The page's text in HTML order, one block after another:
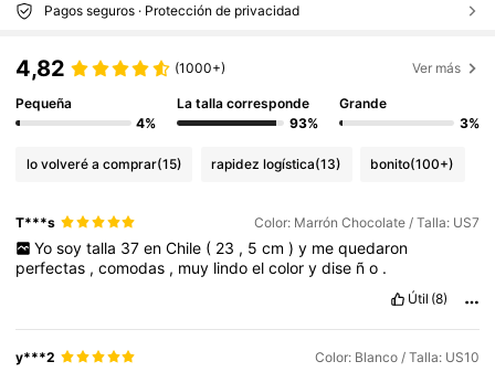
Pagos seguros · Protección de privacidad
4,82 (1000+) Ver más
Pequeña
4%
La talla corresponde
93%
Grande
3%
lo volveré a comprar(15) rapidez logística(13) bonito(100+)
T***s Color: Marrón Chocolate / Talla: US7
Yo soy talla 37 en Chile ( 23 , 5 cm ) y me quedaron
perfectas ,comodas , muy lindoelcolorydise ño .
Útil (8)
y***2 Color: Blanco / Talla: US10